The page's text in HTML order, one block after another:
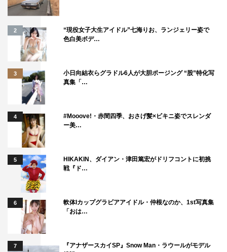
2
“現役女子大生アイドル”七海りお、ランジェリー姿で
色白美ボデ…
3
小日向結衣らグラドル6人が大胆ポージング “股”特化写
真集「…
4
#Mooove!・赤間四季、おさげ髪×ビキニ姿でスレンダ
ー美…
5
HIKAKIN、ダイアン・津田篤宏がドリフコントに初挑
戦『ド…
6
軟体Iカップグラビアアイドル・仲根なのか、1st写真集
「おは…
7
『アナザースカイSP』Snow Man・ラウールがモデル